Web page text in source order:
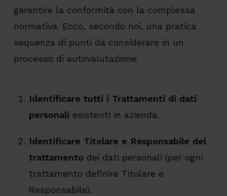
garantire la conformità con la complessa
normativa. Ecco, secondo noi, una pratica
sequenza di punti da considerare in un
processo di autovalutazione:
Identificare tutti i Trattamenti di dati
personali esistenti in azienda.
Identificare Titolare e Responsabile del
trattamento dei dati personali (per ogni
trattamento definire Titolare e
Responsabile).